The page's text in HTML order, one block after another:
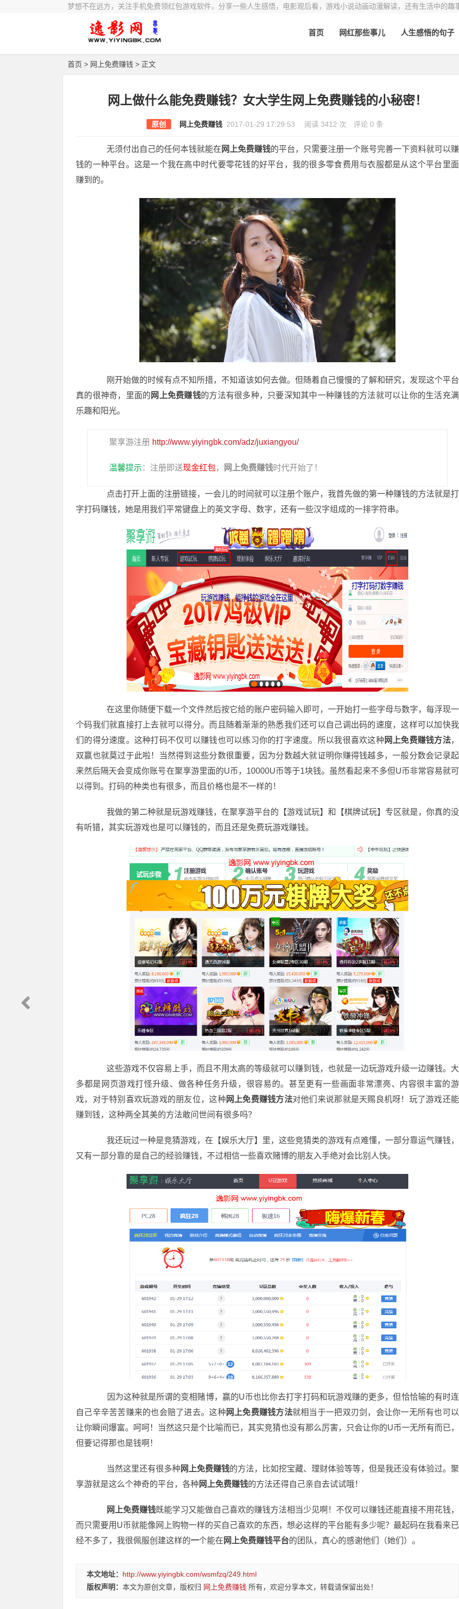
梦想不在远方，关注手机免费领红包游戏软件，分享一些人生感悟，电影观后看，游戏小说动画动漫解读，还有生活中的趣
首页 网红那些事儿 人生感悟的句子
首页 > 网上免费赚钱 > 正文
网上做什么能免费赚钱？女大学生网上免费赚钱的小秘密！
原创 网上免费赚钱 2017-01-29 17:29:53 阅读 3412 次 评论 0 条
无须付出自己的任何本钱就能在 网上免费赚钱的平台，只需要注册一个账号完善一下资料就可以赚
钱的一种平台。这是一个我在高中时代要零花钱的好平台，我的很多零食费用与衣服都是从这个平台里面
赚到的。
刚开始做的时候有点不知所措，不知道该如何去做。但随着自己慢慢的了解和研究，发现这个平台
真的很神奇，里面的 网上免费赚钱的方法有很多种，只要深知其中一种赚钱的方法就可以让你的生活充满
乐趣和阳光。
聚享游注册 http://www.yiyingbk.com/adz/juxiangyou/
温馨提示 ：注册即送现金红包， 网上免费赚钱时代开始了！
点击打开上面的注册链接，一会儿的时间就可以注册个账户，我首先做的第一种赚钱的方法就是打
字打码赚钱，她是用我们平常键盘上的英文字母、数字，还有一些汉字组成的一排字符串。
在这里你随便下载一个文件然后按它给的账户密码输入即可，一开始打一些字母与数字，每浮现一
个码我们就直接打上去就可以得分。而且随着渐渐的熟悉我们还可以自己调出码的速度，这样可以加快我
们的得分速度。这种打码不仅可以赚钱也可以练习你的打字速度。所以我很喜欢这种 网上免费赚钱方法，
双赢也就莫过于此啦！当然得到这些分数很重要，因为分数越大就证明你赚得钱越多，一般分数会记录起
来然后隔天会变成你账号在聚享游里面的U币，10000U币等于1块钱。虽然看起来不多但U币非常容易就可
以得到。打码的种类也有很多，而且价格也是不一样的！
我做的第二种就是玩游戏赚钱，在聚享游平台的【游戏试玩】和【棋牌试玩】专区就是，你真的没
有听错，其实玩游戏也是可以赚钱的，而且还是免费玩游戏赚钱。
这些游戏不仅容易上手，而且不用太高的等级就可以赚到钱，也就是一边玩游戏升级一边赚钱。大
多都是网页游戏打怪升级、做各种任务升级，很容易的。甚至更有一些画面非常漂亮、内容很丰富的游
戏，对于特别喜欢玩游戏的朋友位，这种 网上免费赚钱方法对他们来说那就是天赐良机呀！玩了游戏还能
赚到钱，这种两全其美的方法敢问世间有很多吗？
我还玩过一种是竞猜游戏，在【娱乐大厅】里，这些竞猜类的游戏有点难懂，一部分靠运气赚钱，
又有一部分靠的是自己的经验赚钱，不过相信一些喜欢赌博的朋友入手绝对会比别人快。
因为这种就是所谓的变相赌博，赢的U币也比你去打字打码和玩游戏赚的更多，但恰恰输的有时连
自己辛辛苦苦赚来的也会赔了进去。这种 网上免费赚钱方法就相当于一把双刃剑，会让你一无所有也可以
让你瞬间爆富。呵呵！当然这只是个比喻而已，其实竞猜也没有那么厉害，只会让你的U币一无所有而已，
但要记得那也是钱啊！
当然这里还有很多种 网上免费赚钱的方法，比如挖宝藏、理财体验等等，但是我还没有体验过。聚
享游就是这么个神奇的平台，各种 网上免费赚钱的方法还得自己亲自去试试哦！
网上免费赚钱既能学习又能做自己喜欢的赚钱方法相当少见啊！不仅可以赚钱还能直接不用花钱，
而只需要用U币就能像网上购物一样的买自己喜欢的东西，想必这样的平台能有多少呢？最起码在我看来已
经不多了，我很佩服创建这样的一个能在 网上免费赚钱平台的团队，真心的感谢他们（她们）。
本文地址： http://www.yiyingbk.com/wsmfzq/249.html
版权声明： 本文为原创文章，版权归 网上免费赚钱 所有，欢迎分享本文，转载请保留出处！